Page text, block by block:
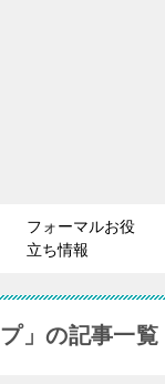
フォーマルお役
立ち情報
」の記事一覧